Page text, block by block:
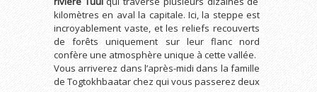
kilomètres en aval la capitale. Ici, la steppe est
incroyablement vaste, et les reliefs recouverts
de forêts uniquement sur leur flanc nord
confère une atmosphère unique à cette vallée.
Vous arriverez dans l’après-midi dans la famille
de Togtokhbaatar chez qui vous passerez deux